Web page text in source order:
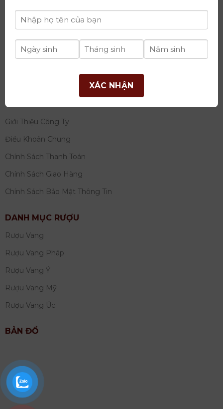
Ngân hàng:Ngân hàng TMCP Đầu tư và phát triển
Việt Nam (BIDV)
tư quốc tế Ý-Việt
Tây Hồ, TP Hà Nội
THÔNG TIN
Giới Thiệu Công Ty
Điều Khoản Chung
Chính Sách Thanh Toán
Chính Sách Giao Hàng
Chính Sách Bảo Mật Thông Tin
DANH MỤC RƯỢU
Rượu Vang
Rượu Vang Pháp
Rượu Vang Ý
Rượu Vang Mỹ
Rượu Vang Úc
BẢN ĐỒ
XÁC NHẬN